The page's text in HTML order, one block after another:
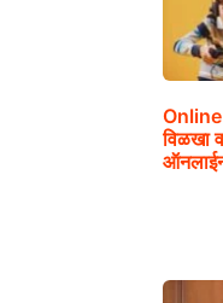
Online
विळखा